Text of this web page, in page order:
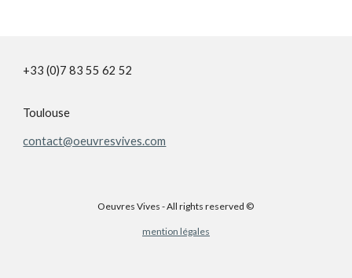
+33 (0)7 83 55 62 52
Toulouse
contact@oeuvresvives.com
Oeuvres Vives - All rights reserved ©
mention légales